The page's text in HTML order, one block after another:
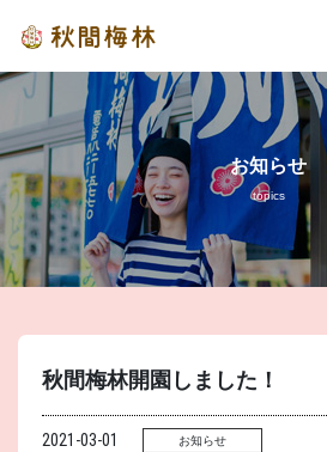
お知らせ
topics
秋間梅林開園しました！
2021-03-01 お知らせ